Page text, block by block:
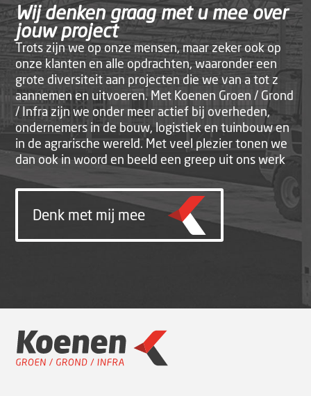
Wij denken graag met u mee over
jouw project
Trots zijn we op onze mensen, maar zeker ook op
onze klanten en alle opdrachten, waaronder een
grote diversiteit aan projecten die we van a tot z
aannemen en uitvoeren. Met Koenen Groen / Grond
/ Infra zijn we onder meer actief bij overheden,
ondernemers in de bouw, logistiek en tuinbouw en
in de agrarische wereld. Met veel plezier tonen we
dan ook in woord en beeld een greep uit ons werk
Denk met mij mee